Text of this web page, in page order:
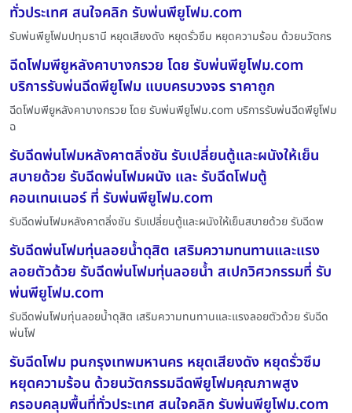
ทั่วประเทศ สนใจคลิก รับพ่นพียูโฟม.com
รับพ่นพียูโฟมปทุมธานี หยุดเสียงดัง หยุดรั่วซึม หยุดความร้อน ด้วยนวัตกร
ฉีดโฟมพียูหลังคาบางกรวย โดย รับพ่นพียูโฟม.com
บริการรับพ่นฉีดพียูโฟม แบบครบวงจร ราคาถูก
ฉีดโฟมพียูหลังคาบางกรวย โดย รับพ่นพียูโฟม.com บริการรับพ่นฉีดพียูโฟม
ฉ
รับฉีดพ่นโฟมหลังคาตลิ่งชัน รับเปลี่ยนตู้และผนังให้เย็น
สบายด้วย รับฉีดพ่นโฟมผนัง และ รับฉีดโฟมตู้
คอนเทนเนอร์ ที่ รับพ่นพียูโฟม.com
รับฉีดพ่นโฟมหลังคาตลิ่งชัน รับเปลี่ยนตู้และผนังให้เย็นสบายด้วย รับฉีดพ
รับฉีดพ่นโฟมทุ่นลอยน้ำดุสิต เสริมความทนทานและแรง
ลอยตัวด้วย รับฉีดพ่นโฟมทุ่นลอยน้ำ สเปกวิศวกรรมที่ รับ
พ่นพียูโฟม.com
รับฉีดพ่นโฟมทุ่นลอยน้ำดุสิต เสริมความทนทานและแรงลอยตัวด้วย รับฉีด
พ่นโฟ
รับฉีดโฟม puกรุงเทพมหานคร หยุดเสียงดัง หยุดรั่วซึม
หยุดความร้อน ด้วยนวัตกรรมฉีดพียูโฟมคุณภาพสูง
ครอบคลุมพื้นที่ทั่วประเทศ สนใจคลิก รับพ่นพียูโฟม.com